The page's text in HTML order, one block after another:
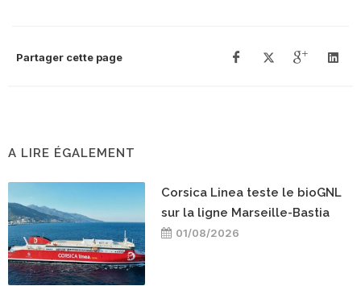
Partager cette page
A LIRE ÉGALEMENT
Corsica Linea teste le bioGNL
sur la ligne Marseille-Bastia
01/08/2026